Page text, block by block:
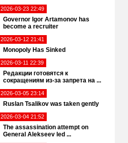
2026-03-23 22:49
Governor Igor Artamonov has
become a recruiter
2026-03-12 21:41
Monopoly Has Sinked
2026-03-11 22:39
Редакции готовятся к
сокращениям из-за запрета на ...
2026-03-05 23:14
Ruslan Tsalikov was taken gently
2026-03-04 21:52
The assassination attempt on
General Alekseev led ...